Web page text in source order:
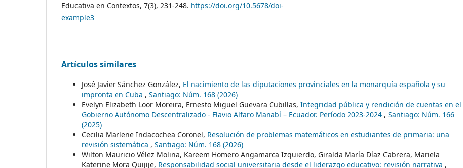
Educativa en Contextos, 7(3), 231-248. https://doi.org/10.5678/doi-
example3
Artículos similares
José Javier Sánchez González, El nacimiento de las diputaciones provinciales en la monarquía española y su
impronta en Cuba , Santiago: Núm. 168 (2026)
Evelyn Elizabeth Loor Moreira, Ernesto Miguel Guevara Cubillas, Integridad pública y rendición de cuentas en el
Gobierno Autónomo Descentralizado - Flavio Alfaro Manabí – Ecuador. Período 2023-2024 , Santiago: Núm. 166
(2025)
Cecilia Marlene Indacochea Coronel, Resolución de problemas matemáticos en estudiantes de primaria: una
revisión sistemática , Santiago: Núm. 168 (2026)
Wilton Mauricio Vélez Molina, Kareem Homero Angamarca Izquierdo, Giralda María Díaz Cabrera, Mariela
Katerine Mora Quijije, Responsabilidad social universitaria desde el liderazgo educativo: revisión narrativa ,